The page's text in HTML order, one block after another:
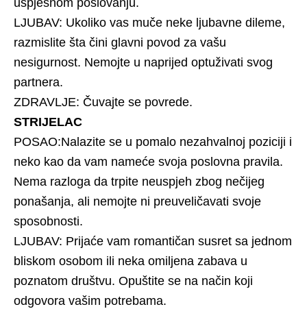
uspješnom poslovanju.
LJUBAV: Ukoliko vas muče neke ljubavne dileme,
razmislite šta čini glavni povod za vašu
nesigurnost. Nemojte u naprijed optuživati svog
partnera.
ZDRAVLJE: Čuvajte se povrede.
STRIJELAC
POSAO:Nalazite se u pomalo nezahvalnoj poziciji i
neko kao da vam nameće svoja poslovna pravila.
Nema razloga da trpite neuspjeh zbog nečijeg
ponašanja, ali nemojte ni preuveličavati svoje
sposobnosti.
LJUBAV: Prijaće vam romantičan susret sa jednom
bliskom osobom ili neka omiljena zabava u
poznatom društvu. Opuštite se na način koji
odgovora vašim potrebama.